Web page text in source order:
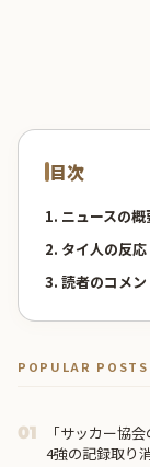
目次
1. ニュースの概
2. タイ人の反応
3. 読者のコメン
POPULAR POSTS
01
「サッカー協
4強の記録取り